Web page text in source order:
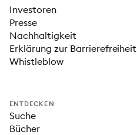
Investoren
Presse
Nachhaltigkeit
Erklärung zur Barrierefreiheit
Whistleblow
ENTDECKEN
Suche
Bücher